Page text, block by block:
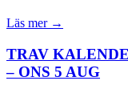
Läs mer →
TRAV
– ONS 5 AUG